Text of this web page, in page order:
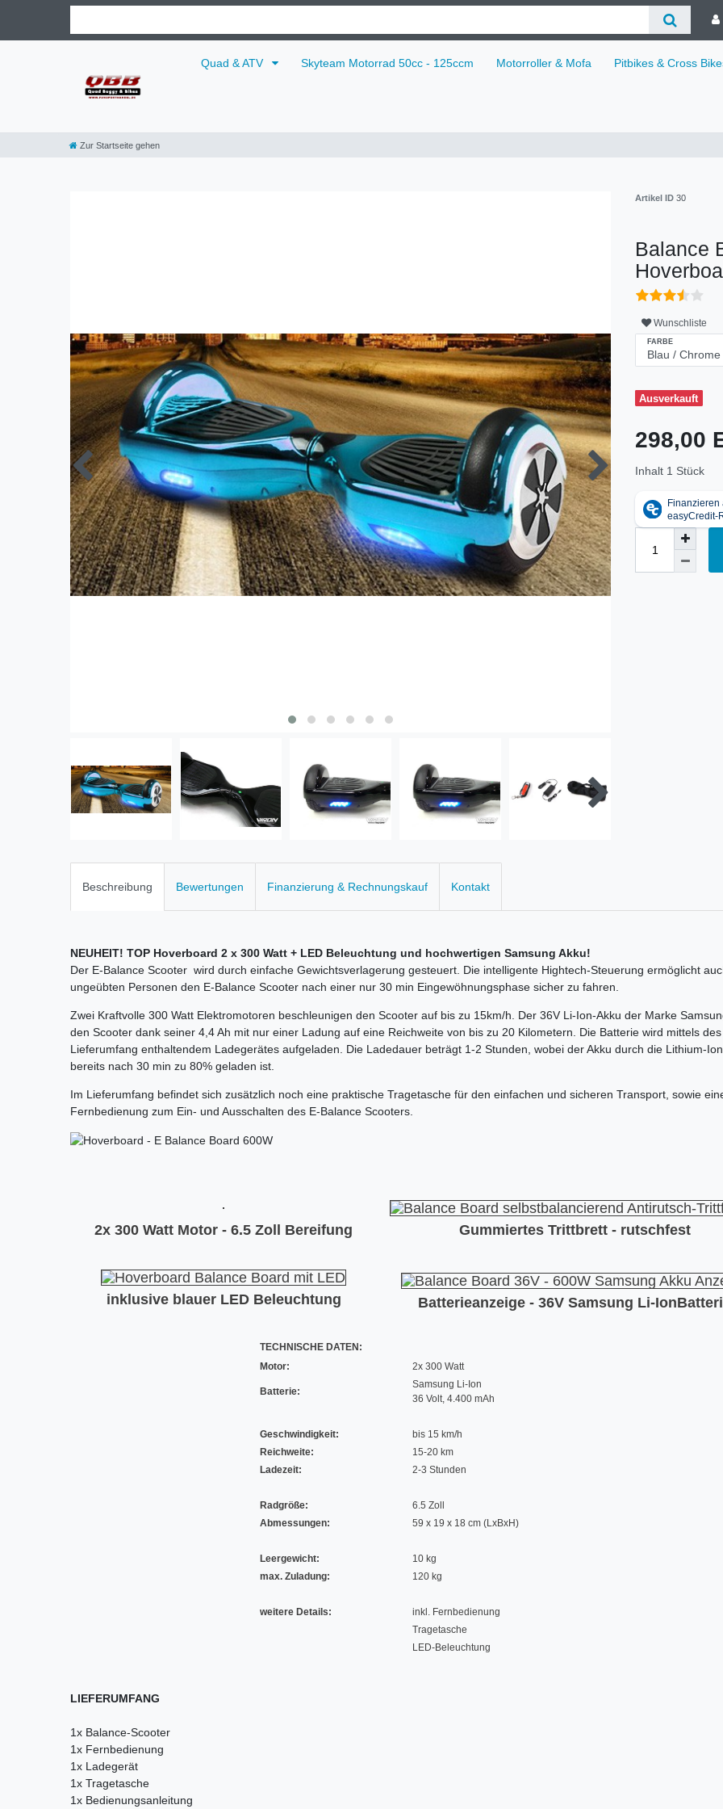
Quad & ATV Skyteam Motorrad 50cc - 125ccm Motorroller & Mofa Pitbikes & Cross
Zur Startseite gehen
Artikel ID 30
Balance
Wunschliste
FARBE
Ausverkauft
298,00
Inhalt 1 Stück
Beschreibung Bewertungen Finanzierung & Rechnungskauf Kontakt
NEUHEIT! TOP Hoverboard 2 x 300 Watt + LED Beleuchtung und hochwertigen Samsung Akku!
Der E-Balance Scooter wird durch einfache Gewichtsverlagerung gesteuert. Die intelligente Hightech-Steuerung ermöglicht
ungeübten Personen den E-Balance Scooter nach einer nur 30 min Eingewöhnungsphase sicher zu fahren.
Zwei Kraftvolle 300 Watt Elektromotoren beschleunigen den Scooter auf bis zu 15km/h. Der 36V Li-Ion-Akku der Marke
den Scooter dank seiner 4,4 Ah mit nur einer Ladung auf eine Reichweite von bis zu 20 Kilometern. Die Batterie wird mittels
Lieferumfang enthaltendem Ladegerätes aufgeladen. Die Ladedauer beträgt 1-2 Stunden, wobei der Akku durch die Lithium-
bereits nach 30 min zu 80% geladen ist.
Im Lieferumfang befindet sich zusätzlich noch eine praktische Tragetasche für den einfachen und sicheren Transport, sowie
Fernbedienung zum Ein- und Ausschalten des E-Balance Scooters.
2x 300 Watt Motor - 6.5 Zoll Bereifung Gummiertes Trittbrett - rutschfest
inklusive blauer LED Beleuchtung Batterieanzeige - 36V Samsung Li-
TECHNISCHE DATEN:
Motor:
2x 300 Watt
Batterie:
Samsung Li-Ion
36 Volt, 4.400 mAh
Geschwindigkeit:
bis 15 km/h
Reichweite:
15-20 km
Ladezeit:
2-3 Stunden
Radgröße:
6.5 Zoll
Abmessungen:
59 x 19 x 18 cm (LxBxH)
Leergewicht:
10 kg
max. Zuladung:
120 kg
weitere Details:
inkl. Fernbedienung
Tragetasche
LED-Beleuchtung
LIEFERUMFANG
1x Balance-Scooter
1x Fernbedienung
1x Ladegerät
1x Tragetasche
1x Bedienungsanleitung